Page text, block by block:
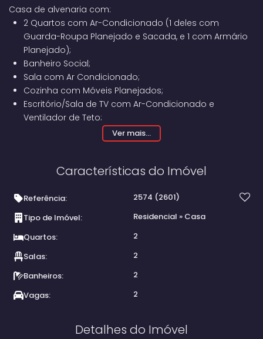
Casa de alvenaria com:
2 Quartos com Ar-Condicionado (1 deles com
Guarda-Roupa Planejado e Sacada, e 1 com Armário
Planejado);
Banheiro Social;
Sala com Ar Condicionado;
Cozinha com Móveis Planejados;
Escritório/Sala de TV com Ar-Condicionado e
Ventilador de Teto;
Lavanderia Coberta;
Área Gourmet com Banheiro, Churrasqueira, Varanda,
Garagem Coberta para 2 Carros;
Ver mais...
Características do Imóvel
Referência: 2574 (2601)
Tipo de Imóvel:
Residencial » Casa
Quartos:
2
Salas:
2
Banheiros:
2
Vagas:
2
Detalhes do Imóvel